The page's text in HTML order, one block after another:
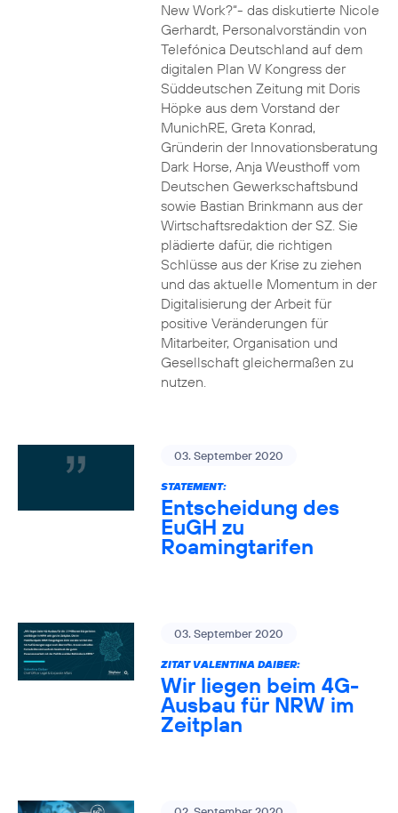
New Work?“- das diskutierte Nicole
Gerhardt, Personalvorständin von
Telefónica Deutschland auf dem
digitalen Plan W Kongress der
Süddeutschen Zeitung mit Doris
Höpke aus dem Vorstand der
MunichRE, Greta Konrad,
Gründerin der Innovationsberatung
Dark Horse, Anja Weusthoff vom
Deutschen Gewerkschaftsbund
sowie Bastian Brinkmann aus der
Wirtschaftsredaktion der SZ. Sie
plädierte dafür, die richtigen
Schlüsse aus der Krise zu ziehen
und das aktuelle Momentum in der
Digitalisierung der Arbeit für
positive Veränderungen für
Mitarbeiter, Organisation und
Gesellschaft gleichermaßen zu
nutzen.
03. September 2020
STATEMENT:
Entscheidung des
EuGH zu
Roamingtarifen
03. September 2020
ZITAT VALENTINA DAIBER:
Wir liegen beim 4G-
Ausbau für NRW im
Zeitplan